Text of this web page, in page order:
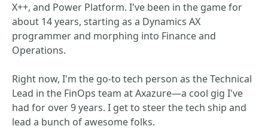
X++, and Power Platform. I've been in the game for
about 14 years, starting as a Dynamics AX
programmer and morphing into Finance and
Operations.
Right now, I'm the go-to tech person as the Technical
Lead in the FinOps team at Axazure—a cool gig I've
had for over 9 years. I get to steer the tech ship and
lead a bunch of awesome folks.